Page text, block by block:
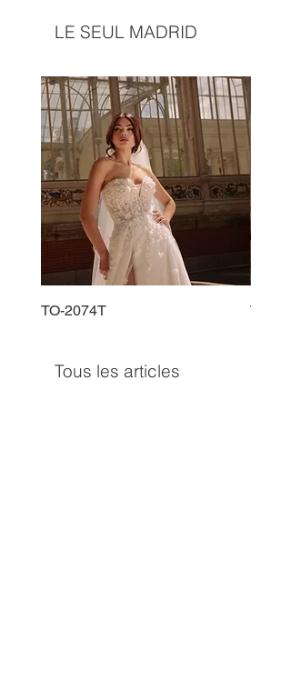
LE SEUL MADRID
TO-2074T TO-
Tous les articles